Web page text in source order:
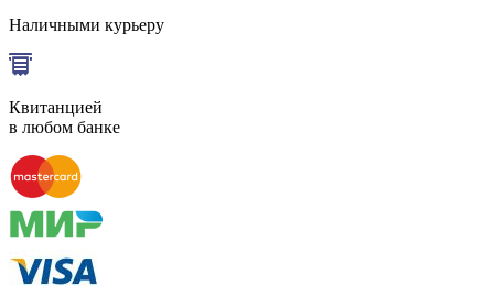
Наличными курьеру
Квитанцией
в любом банке